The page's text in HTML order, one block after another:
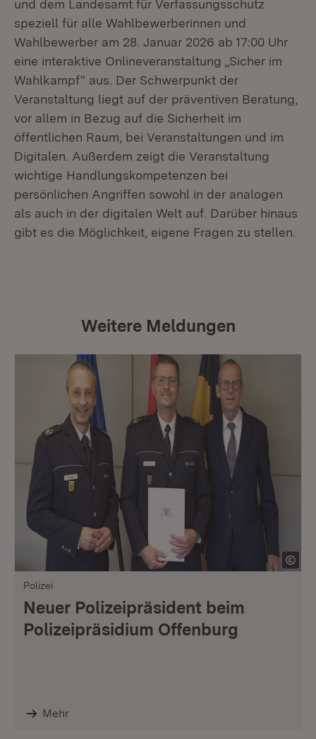
und dem Landesamt für Verfassungsschutz
speziell für alle Wahlbewerberinnen und
Wahlbewerber am 28. Januar 2026 ab 17:00 Uhr
eine interaktive Onlineveranstaltung „Sicher im
Wahlkampf“ aus. Der Schwerpunkt der
Veranstaltung liegt auf der präventiven Beratung,
vor allem in Bezug auf die Sicherheit im
öffentlichen Raum, bei Veranstaltungen und im
Digitalen. Außerdem zeigt die Veranstaltung
wichtige Handlungskompetenzen bei
persönlichen Angriffen sowohl in der analogen
als auch in der digitalen Welt auf. Darüber hinaus
gibt es die Möglichkeit, eigene Fragen zu stellen.
Weitere Meldungen
Polizei
Neuer Polizeipräsident beim
Polizeipräsidium Offenburg
Mehr